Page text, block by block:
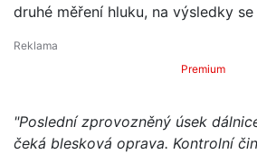
druhé měření hluku, na výsledky
Premium
"Poslední zprovozněný úsek
čeká blesková oprava. Kontrolní